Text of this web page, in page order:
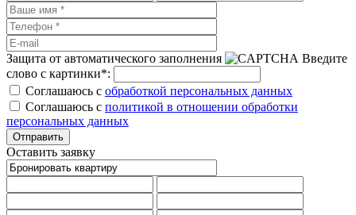
Защита от автоматического заполнения
Введите
слово с картинки*:
Соглашаюсь с обработкой персональных данных
Соглашаюсь с политикой в отношении обработки
персональных данных
Оставить заявку